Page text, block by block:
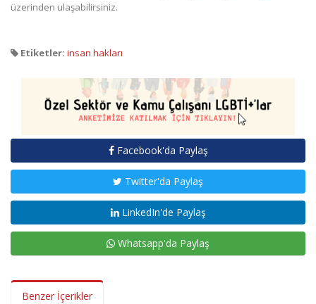
üzerinden ulaşabilirsiniz.
Etiketler: insan hakları
Facebook'da Paylaş
Twitter'da Paylaş
LinkedIn'de Paylaş
Whatsapp'da Paylaş
Benzer İçerikler